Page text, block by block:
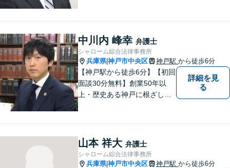
相談ください。
中川内 峰幸 弁護士
シャローム綜合法律事務所
兵庫県|神戸市中央区 神戸駅 から徒歩6分
【神戸駅から徒歩6分】【初回
面談30分無料】創業50年以
上・歴史ある神戸に根ざした
たします【借金・債務整理】
ご依頼者にとって無理のな
い、適切な返済計画を提示し
詳細を見
る
山本 祥大 弁護士
シャローム綜合法律事務所
兵庫県|神戸市中央区 神戸駅 から徒歩6分